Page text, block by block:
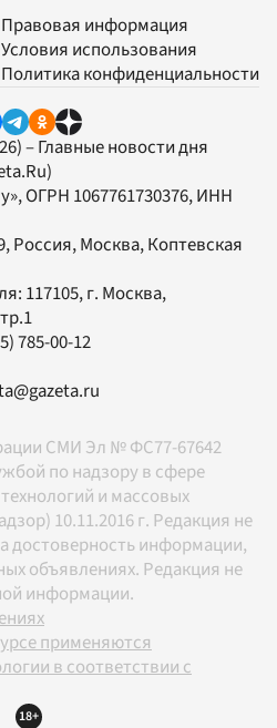
Правовая информация
Условия использования
Политика конфиденциальности
– Главные новости дня
, ОГРН 1067761730376, ИНН
Россия, Москва, Коптевская
117105, г. Москва,
785-00-12
СМИ Эл № ФС77-67642
по надзору в сфере
и массовых
10.11.2016 г. Редакция не
достоверность информации,
объявлениях. Редакция не
информации.
применяются
в соответствии с
18+